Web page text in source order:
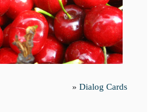
» Dialog Cards